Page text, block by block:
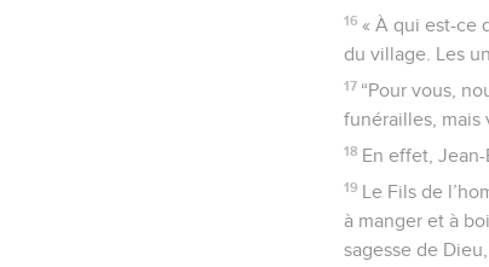
16 « À qui est-ce
du village. Les
17 “Pour vous,
funérailles, mais
18 En effet,
19 Le Fils de
à manger et à
sagesse de